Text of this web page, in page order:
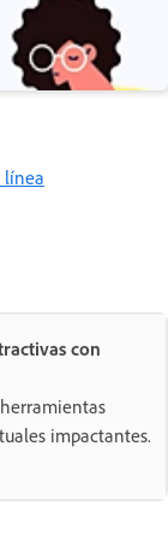
línea
con
impactantes.